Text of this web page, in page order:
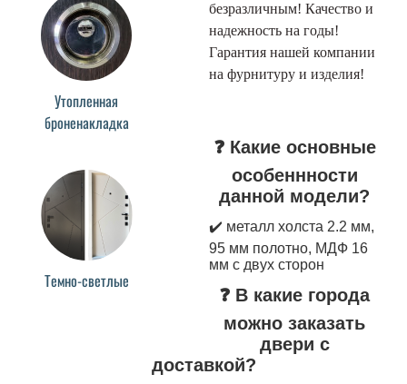
Утопленная
броненакладка
Темно-светлые
безразличным! Качество и
надежность на годы!
Гарантия нашей компании
на фурнитуру и изделия!
❓ Какие основные
особеннности
данной модели?
✔️ металл холста 2.2 мм,
95 мм полотно, МДФ 16
мм с двух сторон
❓ В какие города
можно заказать
двери с
доставкой?